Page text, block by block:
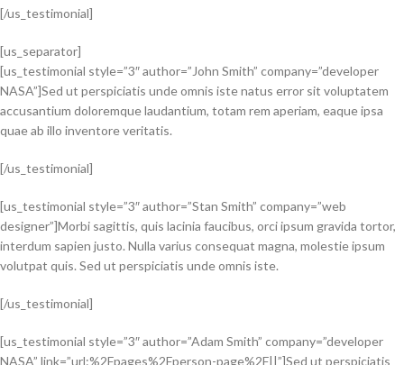
[/us_testimonial]
[us_separator]
[us_testimonial style=”3″ author=”John Smith” company=”developer
NASA”]Sed ut perspiciatis unde omnis iste natus error sit voluptatem
accusantium doloremque laudantium, totam rem aperiam, eaque ipsa
quae ab illo inventore veritatis.
[/us_testimonial]
[us_testimonial style=”3″ author=”Stan Smith” company=”web
designer”]Morbi sagittis, quis lacinia faucibus, orci ipsum gravida tortor,
interdum sapien justo. Nulla varius consequat magna, molestie ipsum
volutpat quis. Sed ut perspiciatis unde omnis iste.
[/us_testimonial]
[us_testimonial style=”3″ author=”Adam Smith” company=”developer
NASA” link=”url:%2Fpages%2Fperson-page%2F||”]Sed ut perspiciatis